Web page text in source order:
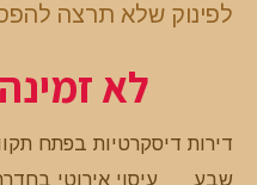
לפינוק שלא תרצה
לא
דירות דיסקרטיות בפתח
שבע
עיסוי אירוטי